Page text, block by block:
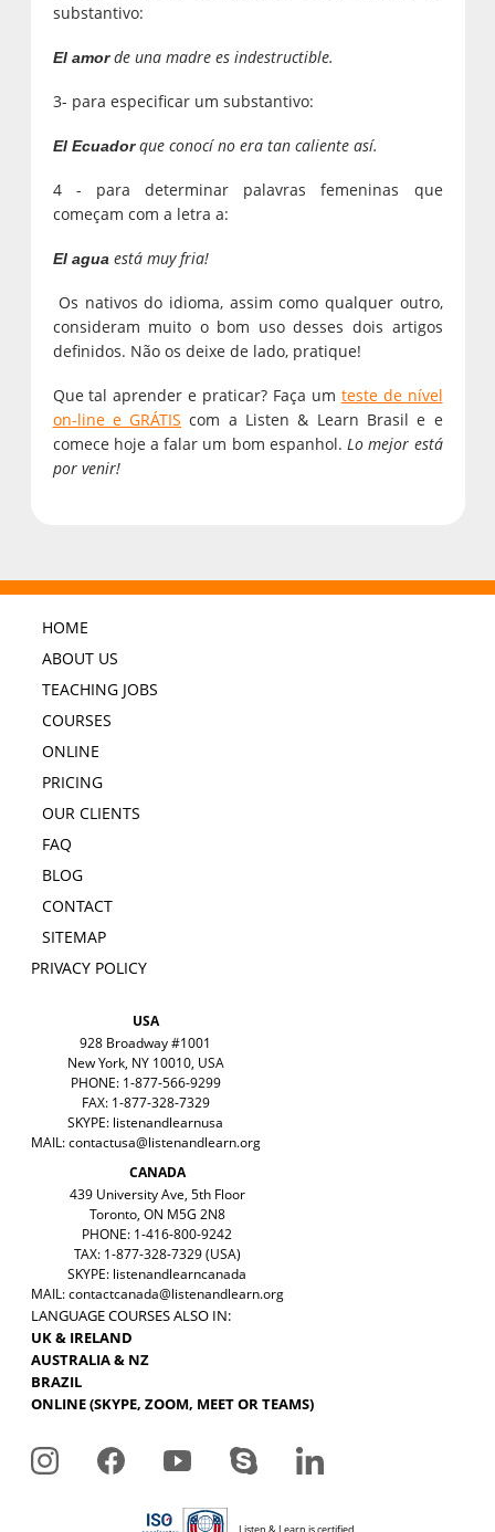
substantivo:
El amorde una madre es indestructible.
3- para especificar um substantivo:
El Ecuadorque conocí no era tan caliente así.
4 - para determinar palavras femeninas que
começam com a letra a:
El agua está muy fria!
Os nativos do idioma, assim como qualquer outro,
consideram muito o bom uso desses dois artigos
definidos. Não os deixe de lado, pratique!
Que tal aprender e praticar? Faça um teste de nível
on-line e GRÁTIS com a Listen & Learn Brasil e e
comece hoje a falar um bom espanhol.Lo mejor está
por venir!
HOME
ABOUT US
TEACHING JOBS
COURSES
ONLINE
PRICING
OUR CLIENTS
FAQ
BLOG
CONTACT
SITEMAP
PRIVACY POLICY
USA
928 Broadway #1001
New York, NY 10010, USA
PHONE: 1-877-566-9299
FAX: 1-877-328-7329
SKYPE: listenandlearnusa
MAIL:contactusa@listenandlearn.org
CANADA
439 University Ave, 5th Floor
Toronto, ON M5G 2N8
PHONE: 1-416-800-9242
TAX: 1-877-328-7329 (USA)
SKYPE: listenandlearncanada
MAIL:contactcanada@listenandlearn.org
LANGUAGE COURSES ALSO IN:
UK & IRELAND
AUSTRALIA & NZ
BRAZIL
ONLINE (SKYPE, ZOOM, MEET OR TEAMS)